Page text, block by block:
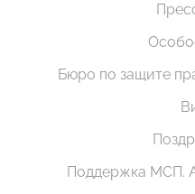
Бюро по защите
Поддержка МСП.